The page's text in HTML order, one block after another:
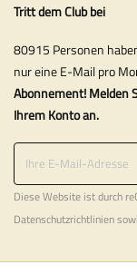
Tritt dem Club bei
80915 Personen
nur eine E-Mail pro
Abonnement! Melden
Ihrem Konto an.
Diese Website ist durch
Datenschutzrichtlinien